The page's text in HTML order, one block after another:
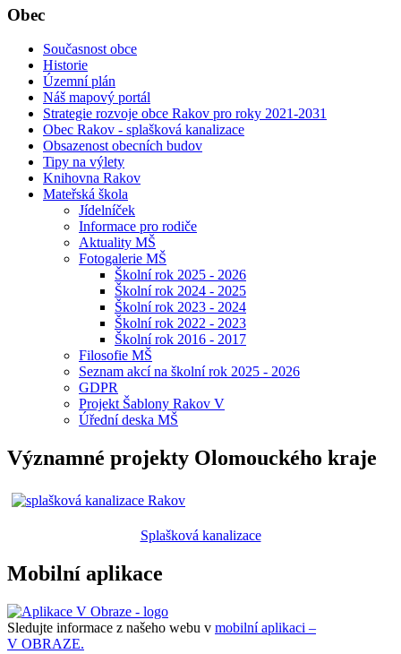
Obec
Současnost obce
Historie
Územní plán
Náš mapový portál
Strategie rozvoje obce Rakov pro roky 2021-2031
Obec Rakov - splašková kanalizace
Obsazenost obecních budov
Tipy na výlety
Knihovna Rakov
Mateřská škola
Jídelníček
Informace pro rodiče
Aktuality MŠ
Fotogalerie MŠ
Školní rok 2025 - 2026
Školní rok 2024 - 2025
Školní rok 2023 - 2024
Školní rok 2022 - 2023
Školní rok 2016 - 2017
Filosofie MŠ
Seznam akcí na školní rok 2025 - 2026
GDPR
Projekt Šablony Rakov V
Úřední deska MŠ
Významné projekty Olomouckého kraje
Splašková kanalizace
Mobilní aplikace
Sledujte informace z našeho webu v mobilní aplikaci –
V OBRAZE.